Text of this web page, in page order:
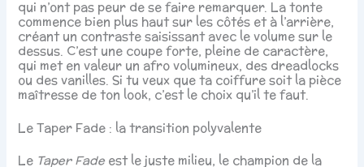
qui n’ont pas peur de se faire remarquer. La tonte
commence bien plus haut sur les côtés et à l’arrière,
créant un contraste saisissant avec le volume sur le
dessus. C’est une coupe forte, pleine de caractère,
qui met en valeur un afro volumineux, des dreadlocks
ou des vanilles. Si tu veux que ta coiffure soit la pièce
maîtresse de ton look, c’est le choix qu’il te faut.
Le Taper Fade : la transition polyvalente
Le Taper Fadeest le juste milieu, le champion de la